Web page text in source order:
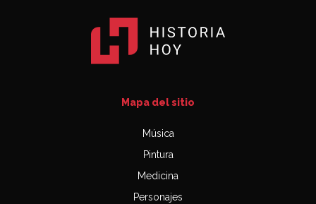
Mapa del sitio
Música
Pintura
Medicina
Personajes